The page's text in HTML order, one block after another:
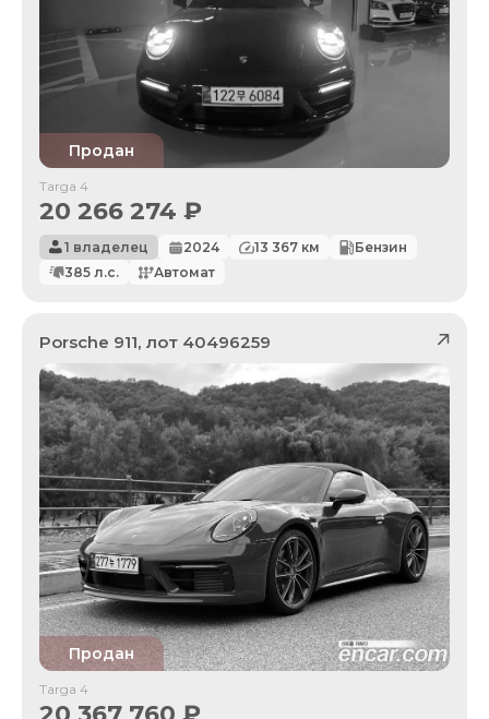
Продан
Targa 4
20 266 274 ₽
1 владелец 2024 13 367 км
Бензин
385 л.с. Автомат
Porsche 911, лот 40496259
Продан
Targa 4